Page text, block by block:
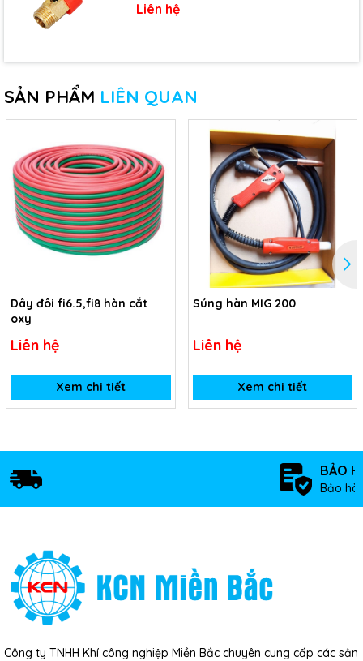
Liên hệ
SẢN PHẨM LIÊN QUAN
Dây đôi fi6.5,fi8 hàn cắt
oxy
Liên hệ
Xem chi tiết
Súng hàn MIG 200
Liên hệ
Xem chi tiết
BẢO
Bảo
Công ty TNHH Khí công nghiệp Miền Bắc chuyên cung cấp các sản